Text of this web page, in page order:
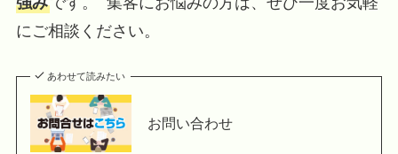
にご相談ください。
あわせて読みたい
お問い合わせ